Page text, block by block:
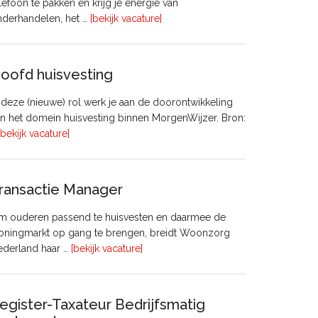
te pakken en krijg je energie van
het …
[bekijk vacature]
huisvesting
deze (nieuwe) rol werk je aan de doorontwikkeling
het domein huisvesting binnen MorgenWijzer. Bron:
[bekijk vacature]
Manager
ouderen passend te huisvesten en daarmee de
op gang te brengen, breidt Woonzorg
haar …
[bekijk vacature]
Taxateur Bedrijfsmatig